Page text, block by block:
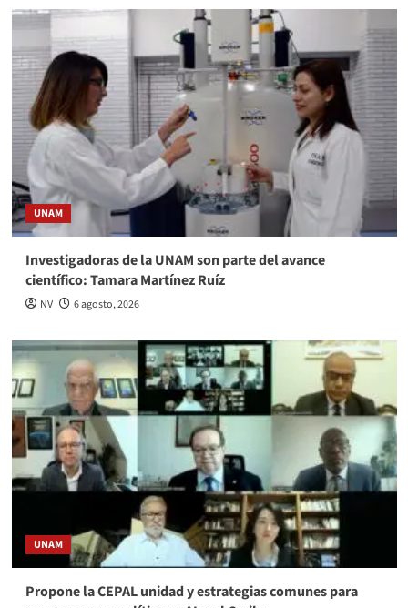
UNAM
Investigadoras de la UNAM son parte del avance
científico: Tamara Martínez Ruíz
NV 6 agosto, 2026
UNAM
Propone la CEPAL unidad y estrategias comunes para